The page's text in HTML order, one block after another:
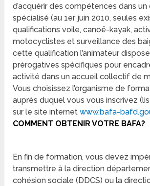
d’acquérir des compétences dans un
spécialisé (au 1er juin 2010, seules
qualifications voile, canoë-kayak,
motocyclistes et surveillance des
cette qualification l’animateur
prérogatives spécifiques pour
activité dans un accueil collectif de
Vous choisissez l’organisme de
auprès duquel vous vous inscrivez
sur le site internetwww.bafa-
COMMENT OBTENIR VOTRE BAFA?
En fin de formation, vous devez
transmettre à la direction
cohésion sociale (DDCS) ou la